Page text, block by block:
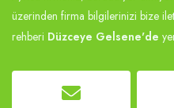
üzerinden firma bilgilerinizi bize
rehberi Düzceye Gelsene'de